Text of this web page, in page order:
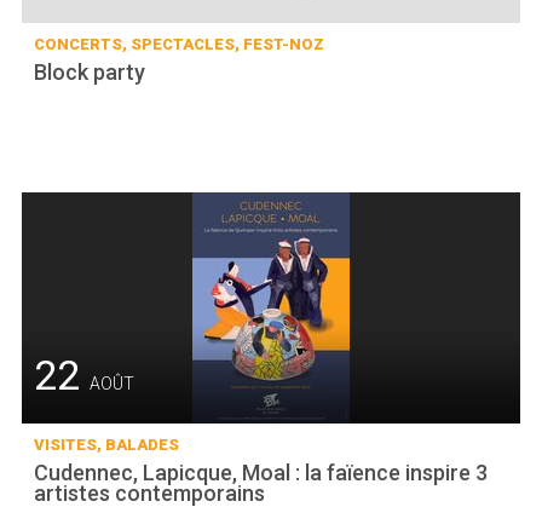
CONCERTS, SPECTACLES, FEST-NOZ
Block party
22 AOÛT
VISITES, BALADES
Cudennec, Lapicque, Moal : la faïence inspire 3
artistes contemporains